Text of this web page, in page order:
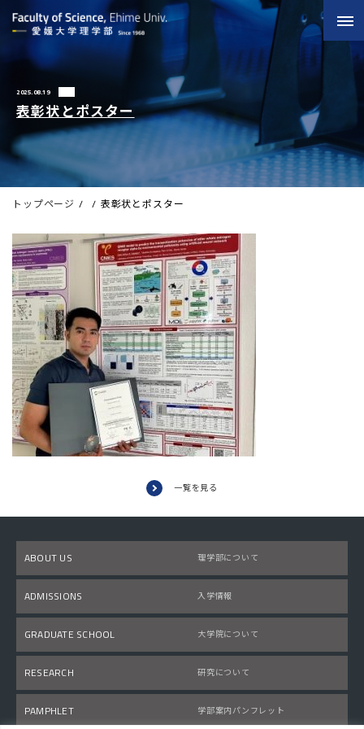
2025.08.19
表彰状とポスター
トップページ 表彰状とポスター
一覧を見る
ABOUT US 理学部について
ADMISSIONS 入学情報
GRADUATE SCHOOL 大学院について
RESEARCH 研究について
PAMPHLET 学部案内パンフレット